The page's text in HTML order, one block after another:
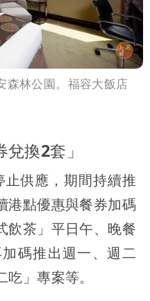
森林公園。福容大飯店
換2套」
供應，期間持續推
港點優惠與餐券加碼
飲茶」平日午、晚餐
碼推出週一、週二
」專案等。